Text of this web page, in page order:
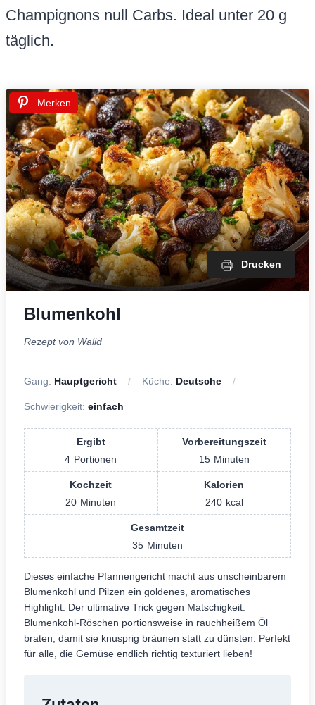
Champignons null Carbs. Ideal unter 20 g
täglich.
Merken
Drucken
Blumenkohl
Rezept von Walid
Gang: Hauptgericht Küche: Deutsche
Schwierigkeit: einfach
Ergibt
4 Portionen
Vorbereitungszeit
15 Minuten
Kochzeit
20 Minuten
Kalorien
240 kcal
Gesamtzeit
35 Minuten
Dieses einfache Pfannengericht macht aus unscheinbarem
Blumenkohl und Pilzen ein goldenes, aromatisches
Highlight. Der ultimative Trick gegen Matschigkeit:
Blumenkohl-Röschen portionsweise in rauchheißem Öl
braten, damit sie knusprig bräunen statt zu dünsten. Perfekt
für alle, die Gemüse endlich richtig texturiert lieben!